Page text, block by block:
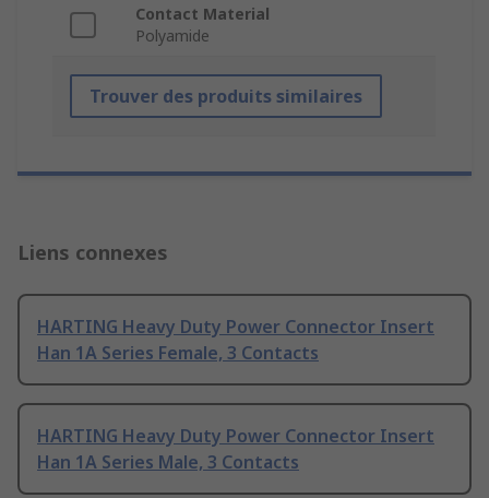
Contact Material
Polyamide
Trouver des produits similaires
Liens connexes
HARTING Heavy Duty Power Connector Insert
Han 1A Series Female, 3 Contacts
HARTING Heavy Duty Power Connector Insert
Han 1A Series Male, 3 Contacts